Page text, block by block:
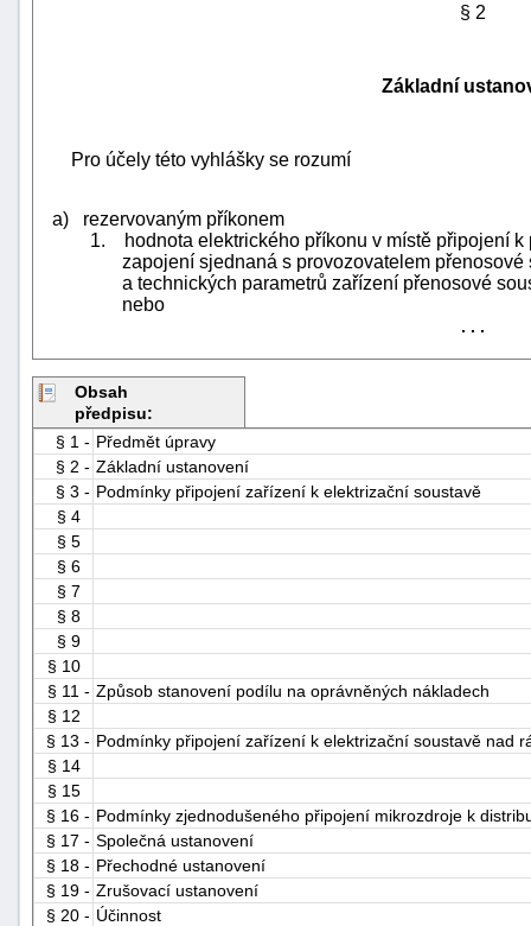
§ 2
Základní
Pro účely této vyhlášky se rozumí
a) rezervovaným příkonem
1. hodnota elektrického příkonu v místě připojení k
zapojení sjednaná s provozovatelem
a technických parametrů zařízení přenosové
nebo
. . .
Obsah
předpisu:
§ 1 - Předmět úpravy
§ 2 - Základní ustanovení
§ 3 - Podmínky připojení zařízení k elektrizační soustavě
§ 4
§ 5
§ 6
§ 7
§ 8
§ 9
§ 10
§ 11 - Způsob stanovení podílu na oprávněných nákladech
§ 12
§ 13 - Podmínky připojení zařízení k elektrizační soustavě nad
§ 14
§ 15
§ 16 - Podmínky zjednodušeného připojení mikrozdroje k
§ 17 - Společná ustanovení
§ 18 - Přechodné ustanovení
§ 19 - Zrušovací ustanovení
§ 20 - Účinnost
+náhrady
náhrady